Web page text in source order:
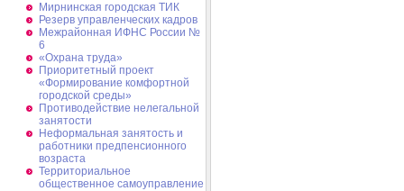
Мирнинская городская ТИК
Резерв управленческих кадров
Межрайонная ИФНС России №
6
«Охрана труда»
Приоритетный проект
«Формирование комфортной
городской среды»
Противодействие нелегальной
занятости
Неформальная занятость и
работники предпенсионного
возраста
Территориальное
общественное самоуправление